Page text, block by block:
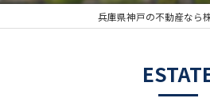
兵庫県神戸の不動産なら